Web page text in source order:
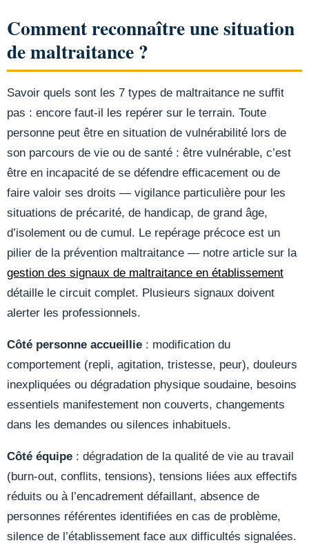
Comment reconnaître une situation
de maltraitance ?
Savoir quels sont les 7 types de maltraitance ne suffit
pas : encore faut-il les repérer sur le terrain. Toute
personne peut être en situation de vulnérabilité lors de
son parcours de vie ou de santé : être vulnérable, c’est
être en incapacité de se défendre efficacement ou de
faire valoir ses droits — vigilance particulière pour les
situations de précarité, de handicap, de grand âge,
d’isolement ou de cumul. Le repérage précoce est un
pilier de la prévention maltraitance — notre article sur la
gestion des signaux de maltraitance en établissement
détaille le circuit complet. Plusieurs signaux doivent
alerter les professionnels.
Côté personne accueillie : modification du
comportement (repli, agitation, tristesse, peur), douleurs
inexpliquées ou dégradation physique soudaine, besoins
essentiels manifestement non couverts, changements
dans les demandes ou silences inhabituels.
Côté équipe : dégradation de la qualité de vie au travail
(burn-out, conflits, tensions), tensions liées aux effectifs
réduits ou à l’encadrement défaillant, absence de
personnes référentes identifiées en cas de problème,
silence de l’établissement face aux difficultés signalées.